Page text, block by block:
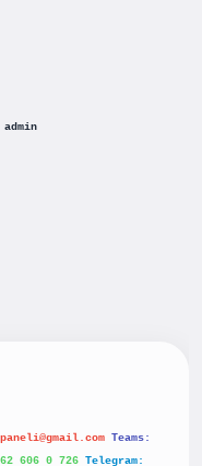
admin
Teams:
606 0 726 Telegram: